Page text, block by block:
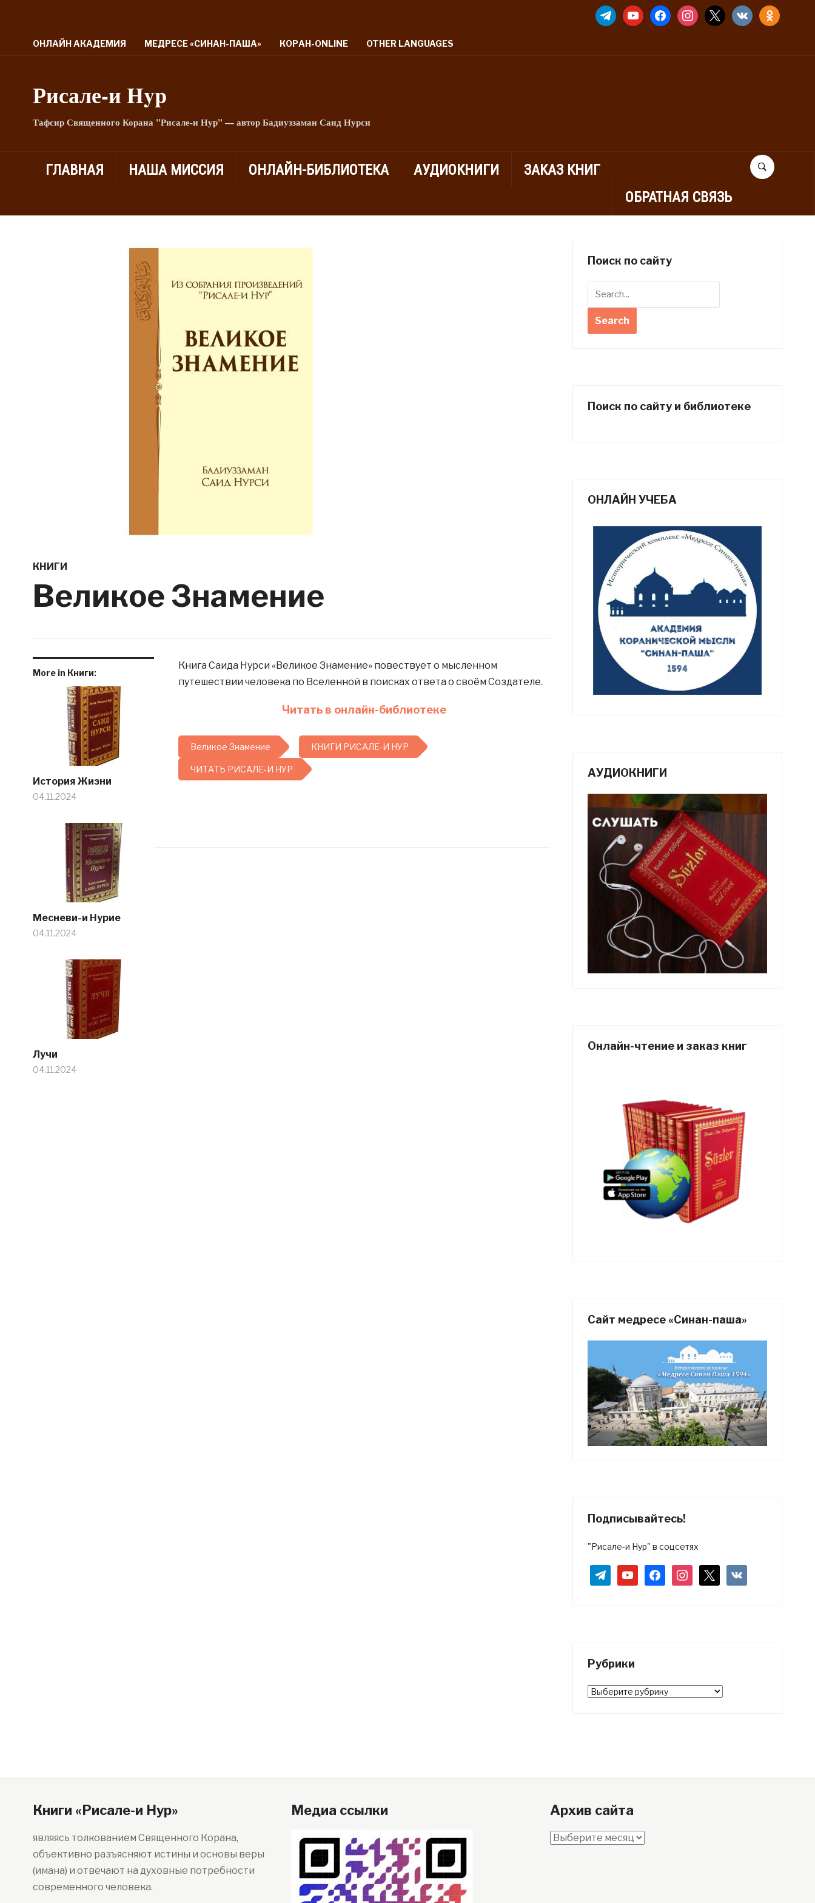
TELEGRAMYOUTUBEFACEBOOKINSTAGRAM
X VKONTAKTE
ОНЛАЙН АКАДЕМИЯ МЕДРЕСЕ «СИНАН-ПАША» КОРАН-ONLINE OTHER LANGUAGES
Рисале-и Hyp
Тафсир Священного Корана "Рисале-и Нур" — автор Бадиуззаман Саид Нурси
ГЛАВНАЯ НАША МИССИЯ ОНЛАЙН-БИБЛИОТЕКА АУДИОКНИГИ
ЗАКАЗ КНИГ
ОБРАТНАЯ СВЯЗЬ
КНИГИ
Великое Знамение
More in Книги:
История Жизни
04.11.2024
Месневи-и Нурие
04.11.2024
Лучи
04.11.2024
Книга Саида Нурси «Великое Знамение» повествует о мысленном
путешествии человека по Вселенной в поисках ответа о своём Создателе.
Читать в онлайн-библиотеке
Великое Знамение КНИГИ РИСАЛЕ-И НУР
ЧИТАТЬ РИСАЛЕ-И НУР
Поиск по сайту
Поиск по сайту и библиотеке
ОНЛАЙН УЧЕБА
АУДИОКНИГИ
Онлайн-чтение и заказ книг
Сайт медресе «Синан-паша»
Подписывайтесь!
"Рисале-и Нур" в соцсетях
telegramyoutubefacebookinstagram vkontakte
Рубрики
Рубрики
Книги «Рисале-и Нур»
являясь толкованием Священного Корана,
объективно разъясняют истины и основы веры
(имана) и отвечают на духовные потребности
современного человека.
Медиа ссылки Архив сайта
Архив